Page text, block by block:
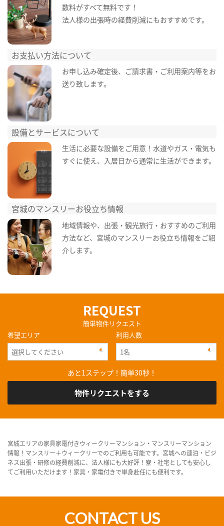
数料がすべて無料です！
法人様の出張時の経費削減にもおすすめです。
お支払い方法について
お申し込み確定後、ご請求書・ご利用案内等をお
送り致します。
設備とサービスについて
生活に必要な設備をご用意！水道やガス・電気も
すぐに使え、入居日から通常に生活ができます。
宮城のマンスリーお役立ち情報
地域情報や、出張・観光旅行・おすすめのご利用
方法など、宮城のマンスリーお役立ち情報をご紹
介します。
REQUEST
簡単物件リクエスト
希望エリア
利用人数
あと1ステップ！簡単30秒！
物件リクエストをする
宮城エリアの家具家電付きウィークリーマンション・マンスリーマンション
情報！マンスリー＋ウィークリーでのご利用も可能です。宮城への連泊・ビジ
ネス出張・研修の経費削減に、法人様にも大好評！寮・社宅としても安心し
てご利用いただけます！家具・家電付きで単身赴任にも便利です。
CONTACT US